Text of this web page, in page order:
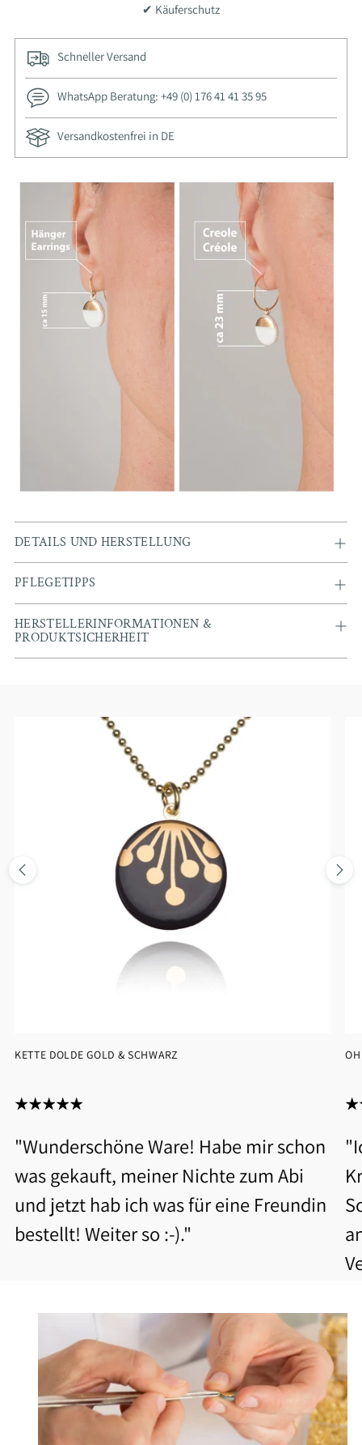
✔ Käuferschutz
Schneller Versand
WhatsApp Beratung: +49 (0) 176 41 41 35 95
Versandkostenfrei in DE
Produkt
den
Warenkorb
DETAILS UND HERSTELLUNG
PFLEGETIPPS
HERSTELLERINFORMATIONEN &
PRODUKTSICHERHEIT
"Wunderschöne Ware! Habe mir schon
was gekauft, meiner Nichte zum Abi
und jetzt hab ich was für eine Freundin
bestellt! Weiter so :-)."
KETTE DOLDE GOLD & SCHWARZ